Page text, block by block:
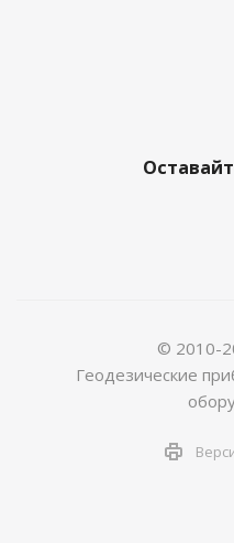
© 2010-
Геодезические